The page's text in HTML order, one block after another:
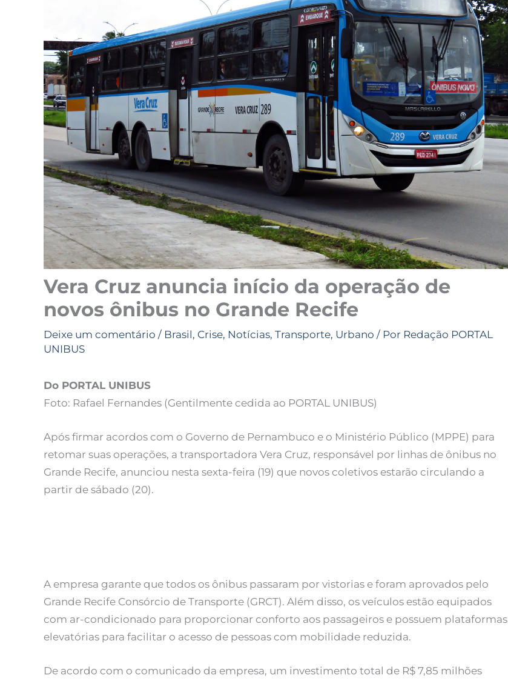
Vera Cruz anuncia início da operação de
novos ônibus no Grande Recife
Deixe um comentário / Brasil, Crise, Notícias, Transporte, Urbano / Por Redação PORTAL
UNIBUS
Do PORTAL UNIBUS
Foto: Rafael Fernandes (Gentilmente cedida ao PORTAL UNIBUS)
Após firmar acordos com o Governo de Pernambuco e o Ministério Público (MPPE) para
retomar suas operações, a transportadora Vera Cruz, responsável por linhas de ônibus no
Grande Recife, anunciou nesta sexta-feira (19) que novos coletivos estarão circulando a
partir de sábado (20).
A empresa garante que todos os ônibus passaram por vistorias e foram aprovados pelo
Grande Recife Consórcio de Transporte (GRCT). Além disso, os veículos estão equipados
com ar-condicionado para proporcionar conforto aos passageiros e possuem plataformas
elevatórias para facilitar o acesso de pessoas com mobilidade reduzida.
De acordo com o comunicado da empresa, um investimento total de R$ 7,85 milhões